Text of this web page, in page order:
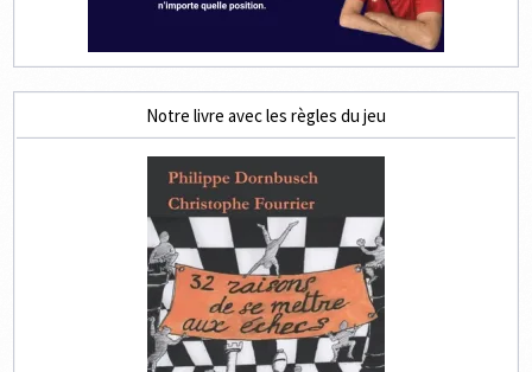
Notre livre avec les règles du jeu